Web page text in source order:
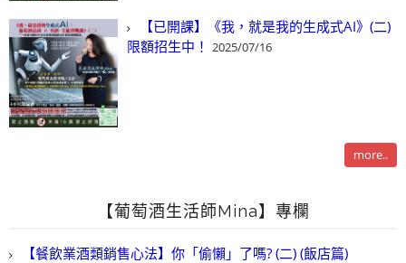
【已開課】《我，就是我的生成式AI》(二)
限額招生中！ 2025/07/16
more..
【葡萄酒生活師Mina】專欄
【餐飲業酒類銷售心法】你「偷懶」了嗎? (二) (飯店篇)